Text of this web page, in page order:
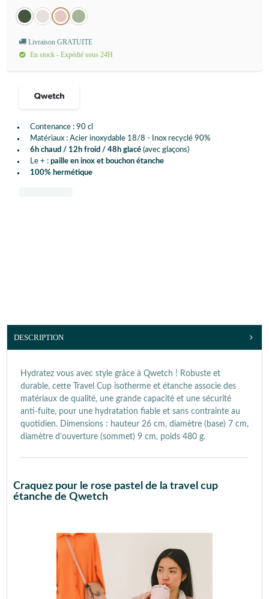
Contenance : 90 cl
Matériaux : Acier inoxydable 18/8 - Inox recyclé 90%
6h chaud / 12h froid / 48h glacé (avec glaçons)
Le + : paille en inox et bouchon étanche
100% hermétique
Livraison GRATUITE
En stock - Expédié sous 24H
DESCRIPTION
Hydratez vous avec style grâce à Qwetch ! Robuste et
durable, cette Travel Cup isotherme et étanche associe des
matériaux de qualité, une grande capacité et une sécurité
anti-fuite, pour une hydratation fiable et sans contrainte au
quotidien. Dimensions : hauteur 26 cm, diamètre (base) 7 cm,
diamètre d’ouverture (sommet) 9 cm, poids 480 g.
Craquez pour le rose pastel de la travel cup
étanche de Qwetch